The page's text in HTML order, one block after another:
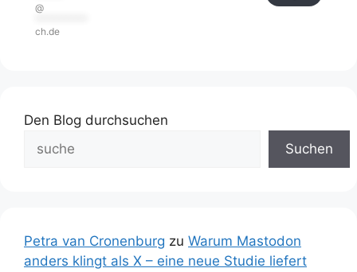
@
ch.de
Den Blog durchsuchen
Suchen
Petra van Cronenburg zu Warum Mastodon
anders klingt als X – eine neue Studie liefert